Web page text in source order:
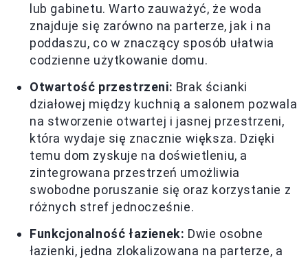
lub gabinetu. Warto zauważyć, że woda
znajduje się zarówno na parterze, jak i na
poddaszu, co w znaczący sposób ułatwia
codzienne użytkowanie domu.
Otwartość przestrzeni: Brak ścianki
działowej między kuchnią a salonem pozwala
na stworzenie otwartej i jasnej przestrzeni,
która wydaje się znacznie większa. Dzięki
temu dom zyskuje na doświetleniu, a
zintegrowana przestrzeń umożliwia
swobodne poruszanie się oraz korzystanie z
różnych stref jednocześnie.
Funkcjonalność łazienek: Dwie osobne
łazienki, jedna zlokalizowana na parterze, a